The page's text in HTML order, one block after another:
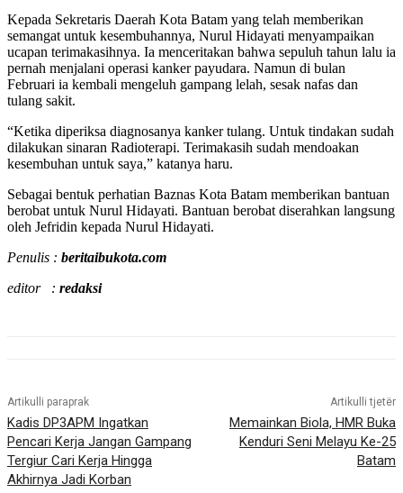
Kepada Sekretaris Daerah Kota Batam yang telah memberikan
semangat untuk kesembuhannya, Nurul Hidayati menyampaikan
ucapan terimakasihnya. Ia menceritakan bahwa sepuluh tahun lalu ia
pernah menjalani operasi kanker payudara. Namun di bulan
Februari ia kembali mengeluh gampang lelah, sesak nafas dan
tulang sakit.
“Ketika diperiksa diagnosanya kanker tulang. Untuk tindakan sudah
dilakukan sinaran Radioterapi. Terimakasih sudah mendoakan
kesembuhan untuk saya,” katanya haru.
Sebagai bentuk perhatian Baznas Kota Batam memberikan bantuan
berobat untuk Nurul Hidayati. Bantuan berobat diserahkan langsung
oleh Jefridin kepada Nurul Hidayati.
Penulis : beritaibukota.com
editor : redaksi
Artikulli paraprak
Kadis DP3APM Ingatkan
Pencari Kerja Jangan Gampang
Tergiur Cari Kerja Hingga
Akhirnya Jadi Korban
Artikulli tjetër
Memainkan Biola, HMR Buka
Kenduri Seni Melayu Ke-25
Batam